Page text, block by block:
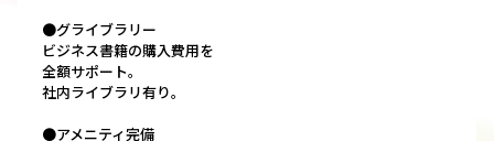
●グライブラリー
ビジネス書籍の購入費用を
全額サポート。
社内ライブラリ有り。
●アメニティ完備